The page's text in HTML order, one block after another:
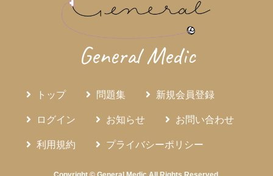
General Medic
トップ 問題集 新規会員登録
ログイン お知らせ お問い合わせ
利用規約 プライバシーポリシー